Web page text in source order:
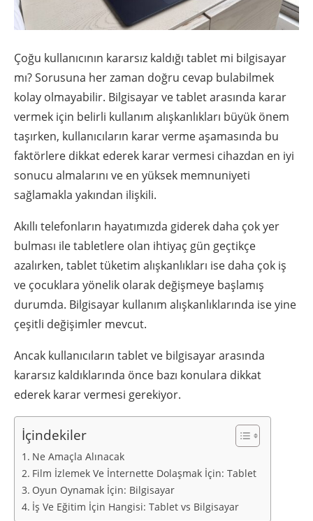
Çoğu kullanıcının kararsız kaldığı tablet mi bilgisayar
mı? Sorusuna her zaman doğru cevap bulabilmek
kolay olmayabilir. Bilgisayar ve tablet arasında karar
vermek için belirli kullanım alışkanlıkları büyük önem
taşırken, kullanıcıların karar verme aşamasında bu
faktörlere dikkat ederek karar vermesi cihazdan en iyi
sonucu almalarını ve en yüksek memnuniyeti
sağlamakla yakından ilişkili.
Akıllı telefonların hayatımızda giderek daha çok yer
bulması ile tabletlere olan ihtiyaç gün geçtikçe
azalırken, tablet tüketim alışkanlıkları ise daha çok iş
ve çocuklara yönelik olarak değişmeye başlamış
durumda. Bilgisayar kullanım alışkanlıklarında ise yine
çeşitli değişimler mevcut.
Ancak kullanıcıların tablet ve bilgisayar arasında
kararsız kaldıklarında önce bazı konulara dikkat
ederek karar vermesi gerekiyor.
İçindekiler
Ne Amaçla Alınacak
Film İzlemek Ve İnternette Dolaşmak İçin: Tablet
Oyun Oynamak İçin: Bilgisayar
İş Ve Eğitim İçin Hangisi: Tablet vs Bilgisayar